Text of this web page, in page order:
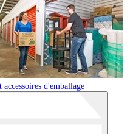
accessoires d'emballage